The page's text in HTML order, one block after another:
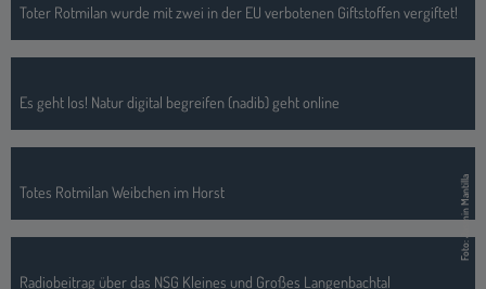
Foto: Jasmin Mantilla
vorherige 1 2 3 4 5 6 7 8 9 nächste
Wir sind die Biostation